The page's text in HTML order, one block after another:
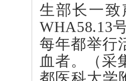
生部长一
WHA58.13
每年都举行
血者。（